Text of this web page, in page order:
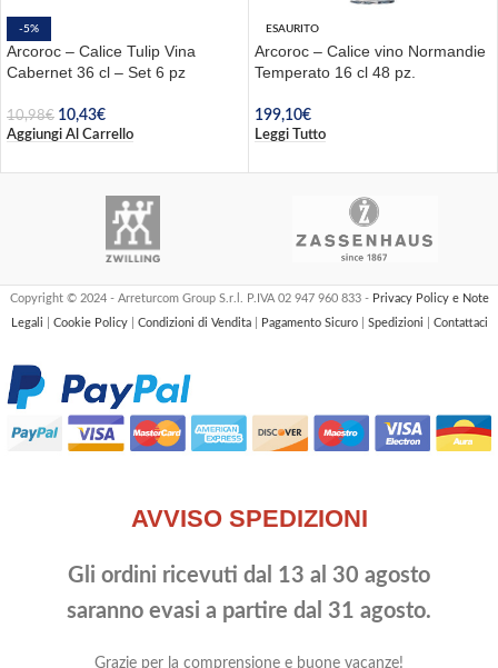
-5%
Arcoroc – Calice Tulip Vina
Cabernet 36 cl – Set 6 pz
10,98€ 10,43€
Aggiungi Al Carrello
ESAURITO
Arcoroc – Calice vino Normandie
Temperato 16 cl 48 pz.
199,10€
Leggi Tutto
Copyright © 2024 - Arreturcom Group S.r.l. P.IVA 02 947 960 833 - Privacy Policy e Note
Legali
Cookie Policy Condizioni di Vendita Pagamento Sicuro Spedizioni Contattaci
AVVISO SPEDIZIONI
Gli ordini ricevuti dal 13 al 30 agosto
saranno evasi a partire dal 31 agosto.
Grazie per la comprensione e buone vacanze!